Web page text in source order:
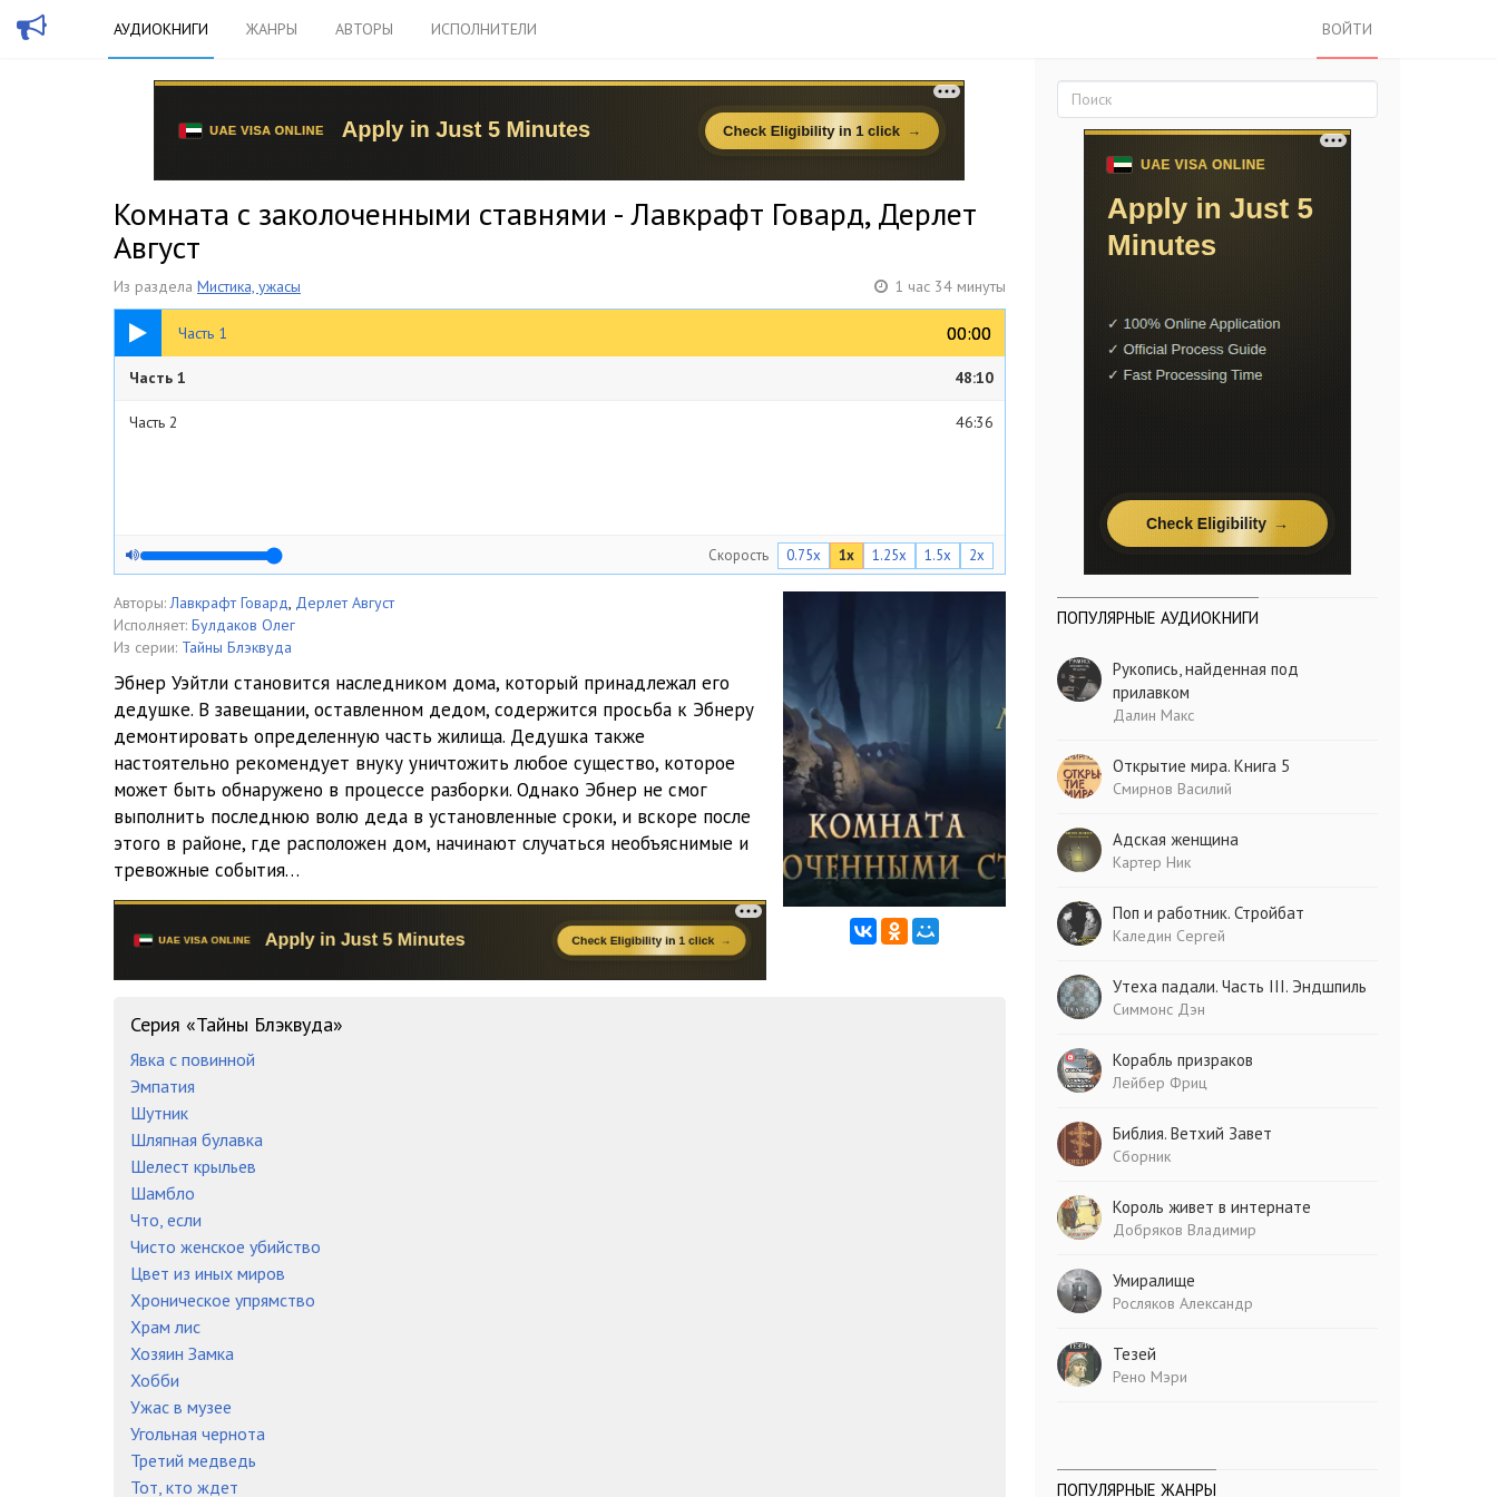
АУДИОКНИГИ ЖАНРЫ АВТОРЫ ИСПОЛНИТЕЛИ ВОЙТИ
Комната с заколоченными ставнями - Лавкрафт Говард, Дерлет
Август
Из раздела Мистика, ужасы 1 час 34 минуты
Часть 1 00:00
00:00
48:10
Часть 1 48:10
Часть 2 46:36
Скорость 0.75x 1x 1.25x 1.5x 2x
Авторы: Лавкрафт Говард, Дерлет Август
Исполняет: Булдаков Олег
Из серии: Тайны Блэквуда
Эбнер Уэйтли становится наследником дома, который принадлежал его
дедушке. В завещании, оставленном дедом, содержится просьба к Эбнеру
демонтировать определенную часть жилища. Дедушка также
настоятельно рекомендует внуку уничтожить любое существо, которое
может быть обнаружено в процессе разборки. Однако Эбнер не смог
выполнить последнюю волю деда в установленные сроки, и вскоре после
этого в районе, где расположен дом, начинают случаться необъяснимые и
тревожные события…
Серия «Тайны Блэквуда»
Явка с повинной
Эмпатия
Шутник
Шляпная булавка
Шелест крыльев
Шамбло
Что, если
Чисто женское убийство
Цвет из иных миров
Хроническое упрямство
Храм лис
Хозяин Замка
Хобби
Ужас в музее
Угольная чернота
Третий медведь
Тот, кто ждет
ПОПУЛЯРНЫЕ АУДИОКНИГИ
Рукопись, найденная под
прилавком
Далин Макс
Открытие мира. Книга 5
Смирнов Василий
Адская женщина
Картер Ник
Поп и работник. Стройбат
Каледин Сергей
Утеха падали. Часть III. Эндшпиль
Симмонс Дэн
Корабль призраков
Лейбер Фриц
Библия. Ветхий Завет
Сборник
Король живет в интернате
Добряков Владимир
Умиралище
Росляков Александр
Тезей
Рено Мэри
ПОПУЛЯРНЫЕ ЖАНРЫ